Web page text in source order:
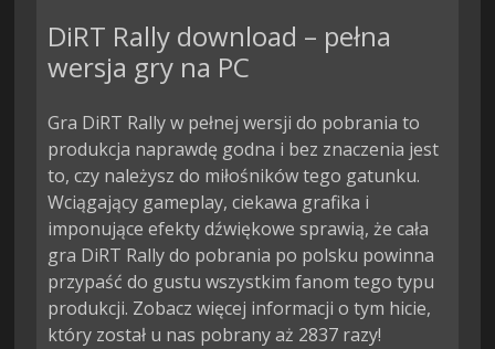
DiRT Rally download – pełna
wersja gry na PC
Gra DiRT Rally w pełnej wersji do pobrania to
produkcja naprawdę godna i bez znaczenia jest
to, czy należysz do miłośników tego gatunku.
Wciągający gameplay, ciekawa grafika i
imponujące efekty dźwiękowe sprawią, że cała
gra DiRT Rally do pobrania po polsku powinna
przypaść do gustu wszystkim fanom tego typu
produkcji. Zobacz więcej informacji o tym hicie,
który został u nas pobrany aż 2837 razy!